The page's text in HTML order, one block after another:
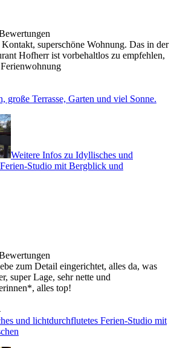
superschöne Wohnung. Das in der
Hofherr ist vorbehaltlos zu empfehlen,
große Terrasse, Garten und viel Sonne.
Weitere Infos zu Idyllisches und
Studio mit Bergblick und
zum Detail eingerichtet, alles da, was
super Lage, sehr nette und
alles top!
und lichtdurchflutetes Ferien-Studio mit